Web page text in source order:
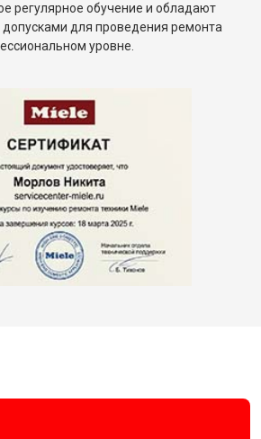
регулярное обучение и обладают
для проведения ремонта
уровне.